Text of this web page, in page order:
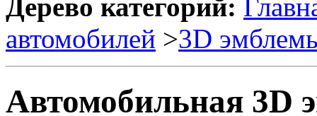
Дерево категорий:
автомобилей >3D
Автомобильная 3D